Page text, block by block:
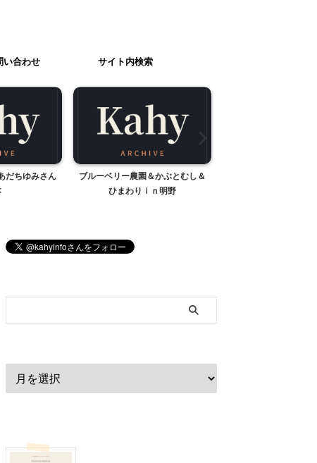
い合わせ サイト内検索
だちゆみさん
ブルーベリー農園＆かぶとむし＆
ひまわりｉｎ明野